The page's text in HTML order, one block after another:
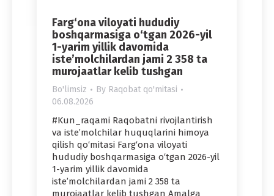
Farg‘ona viloyati hududiy
boshqarmasiga o‘tgan 2026-yil
1-yarim yillik davomida
iste’molchilardan jami 2 358 ta
murojaatlar kelib tushgan
Bo'limsiz By Raqobat qo'mitasi
06.08.2026
#Kun_raqami Raqobatni rivojlantirish
va iste’molchilar huquqlarini himoya
qilish qo‘mitasi Farg‘ona viloyati
hududiy boshqarmasiga o‘tgan 2026-yil
1-yarim yillik davomida
iste’molchilardan jami 2 358 ta
murojaatlar kelib tushgan Amalga